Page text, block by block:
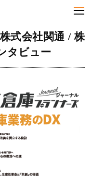
式会社関通 / 株
タビュー